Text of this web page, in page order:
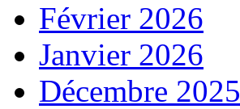
Février 2026
Janvier 2026
Décembre 2025